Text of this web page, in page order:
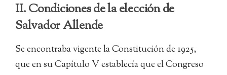
II. Condiciones de la elección de
Salvador Allende
Se encontraba vigente la Constitución de 1925,
que en su Capítulo V establecía que el Congreso